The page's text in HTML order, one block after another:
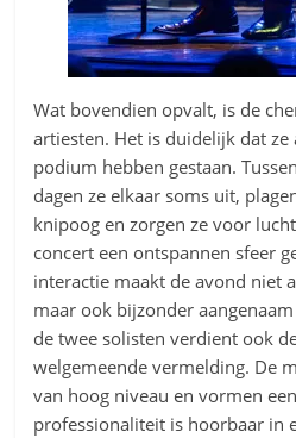
Wat bovendien opvalt, is de
artiesten. Het is duidelijk dat ze
podium hebben gestaan.
dagen ze elkaar soms uit,
knipoog en zorgen ze voor
concert een ontspannen sfeer
interactie maakt de avond niet
maar ook bijzonder
de twee solisten verdient ook
welgemeende vermelding. De
van hoog niveau en vormen
professionaliteit is hoorbaar in